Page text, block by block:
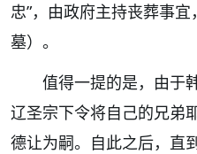
忠”，由政府主持丧葬事
墓）。
值得一提的是，由于
辽圣宗下令将自己的兄弟
德让为嗣。自此之后，直